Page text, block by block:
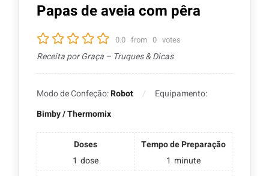
Contactos
Papas de aveia com pêra
0.0 from 0 votes
Receita por Graça – Truques & Dicas
Modo de Confeção:Robot
Equipamento:
Bimby / Thermomix
Doses
1 dose
Tempo de Preparação
1 minute